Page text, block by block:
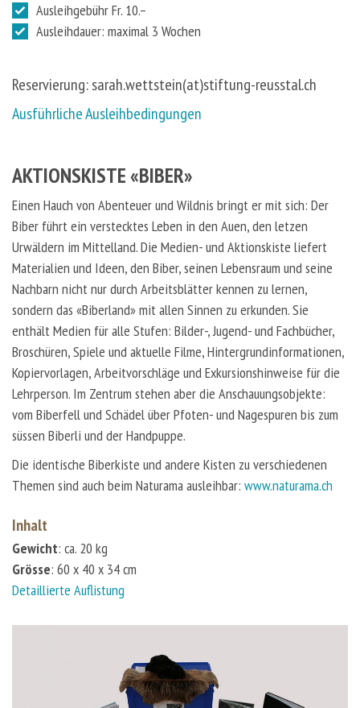
Ausleihgebühr Fr. 10.–
Ausleihdauer: maximal 3 Wochen
Reservierung: sarah.wettstein(at)stiftung-reusstal.ch
Ausführliche Ausleihbedingungen
AKTIONSKISTE «BIBER»
Einen Hauch von Abenteuer und Wildnis bringt er mit sich: Der
Biber führt ein verstecktes Leben in den Auen, den letzen
Urwäldern im Mittelland. Die Medien- und Aktionskiste liefert
Materialien und Ideen, den Biber, seinen Lebensraum und seine
Nachbarn nicht nur durch Arbeitsblätter kennen zu lernen,
sondern das «Biberland» mit allen Sinnen zu erkunden. Sie
enthält Medien für alle Stufen: Bilder-, Jugend- und Fachbücher,
Broschüren, Spiele und aktuelle Filme, Hintergrundinformationen,
Kopiervorlagen, Arbeitvorschläge und Exkursionshinweise für die
Lehrperson. Im Zentrum stehen aber die Anschauungsobjekte:
vom Biberfell und Schädel über Pfoten- und Nagespuren bis zum
süssen Biberli und der Handpuppe.
Die identische Biberkiste und andere Kisten zu verschiedenen
Themen sind auch beim Naturama ausleihbar: www.naturama.ch
Inhalt
Gewicht: ca. 20 kg
Grösse: 60 x 40 x 34 cm
Detaillierte Auflistung